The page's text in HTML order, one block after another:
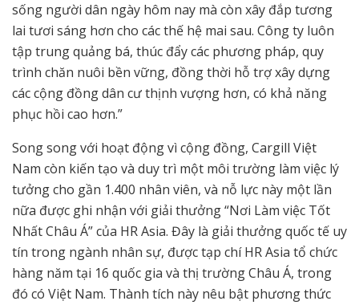
sống người dân ngày hôm nay mà còn xây đắp tương
lai tươi sáng hơn cho các thế hệ mai sau. Công ty luôn
tập trung quảng bá, thúc đẩy các phương pháp, quy
trình chăn nuôi bền vững, đồng thời hỗ trợ xây dựng
các cộng đồng dân cư thịnh vượng hơn, có khả năng
phục hồi cao hơn.”
Song song với hoạt động vì cộng đồng, Cargill Việt
Nam còn kiến tạo và duy trì một môi trường làm việc lý
tưởng cho gần 1.400 nhân viên, và nỗ lực này một lần
nữa được ghi nhận với giải thưởng “Nơi Làm việc Tốt
Nhất Châu Á” của HR Asia. Đây là giải thưởng quốc tế uy
tín trong ngành nhân sự, được tạp chí HR Asia tổ chức
hàng năm tại 16 quốc gia và thị trường Châu Á, trong
đó có Việt Nam. Thành tích này nêu bật phương thức